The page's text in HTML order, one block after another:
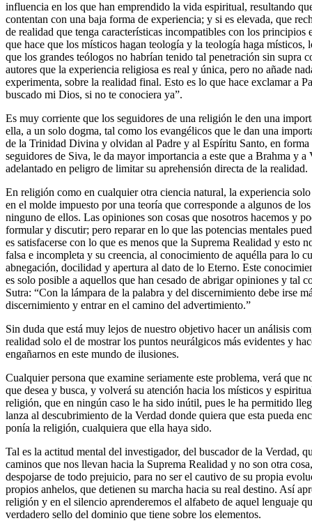
influencia en los que han emprendido la vida espiritual, resultando
contentan con una baja forma de experiencia; y si es elevada, que
de realidad que tenga características incompatibles con los principios
que hace que los místicos hagan teología y la teología haga místicos,
que los grandes teólogos no habrían tenido tal penetración sin supra
autores que la experiencia religiosa es real y única, pero no añade
experimenta, sobre la realidad final. Esto es lo que hace exclamar a
buscado mi Dios, si no te conociera ya”.
Es muy corriente que los seguidores de una religión le den una
ella, a un solo dogma, tal como los evangélicos que le dan una
de la Trinidad Divina y olvidan al Padre y al Espíritu Santo, en forma
seguidores de Siva, le da mayor importancia a este que a Brahma y
adelantado en peligro de limitar su aprehensión directa de la realidad.
En religión como en cualquier otra ciencia natural, la experiencia
en el molde impuesto por una teoría que corresponde a algunos de
ninguno de ellos. Las opiniones son cosas que nosotros hacemos y
formular y discutir; pero reparar en lo que las potencias mentales
es satisfacerse con lo que es menos que la Suprema Realidad y esto
falsa e incompleta y su creencia, al conocimiento de aquélla para lo
abnegación, docilidad y apertura al dato de lo Eterno. Este
es solo posible a aquellos que han cesado de abrigar opiniones y tal
Sutra: “Con la lámpara de la palabra y del discernimiento debe irse
discernimiento y entrar en el camino del advertimiento.”
Sin duda que está muy lejos de nuestro objetivo hacer un análisis
realidad solo el de mostrar los puntos neurálgicos más evidentes y
engañarnos en este mundo de ilusiones.
Cualquier persona que examine seriamente este problema, verá que
que desea y busca, y volverá su atención hacia los místicos y
religión, que en ningún caso le ha sido inútil, pues le ha permitido
lanza al descubrimiento de la Verdad donde quiera que esta pueda
ponía la religión, cualquiera que ella haya sido.
Tal es la actitud mental del investigador, del buscador de la Verdad,
caminos que nos llevan hacia la Suprema Realidad y no son otra
despojarse de todo prejuicio, para no ser el cautivo de su propia
propios anhelos, que detienen su marcha hacia su real destino. Así
religión y en el silencio aprenderemos el alfabeto de aquel lenguaje
verdadero sello del dominio que tiene sobre los elementos.